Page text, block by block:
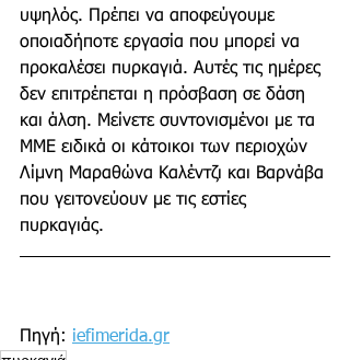
υψηλός. Πρέπει να αποφεύγουμε
οποιαδήποτε εργασία που μπορεί να
προκαλέσει πυρκαγιά. Αυτές τις ημέρες
δεν επιτρέπεται η πρόσβαση σε δάση
και άλση. Μείνετε συντονισμένοι με τα
ΜΜΕ ειδικά οι κάτοικοι των περιοχών
Λίμνη Μαραθώνα Καλέντζι και Βαρνάβα
που γειτονεύουν με τις εστίες
πυρκαγιάς.
Πηγή: iefimerida.gr